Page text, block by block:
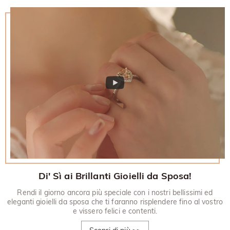
30 giorni.
Di' Sì ai Brillanti Gioielli da Sposa!
Rendi il giorno ancora più speciale con i nostri bellissimi ed
eleganti gioielli da sposa che ti faranno risplendere fino al vostro
e vissero felici e contenti.